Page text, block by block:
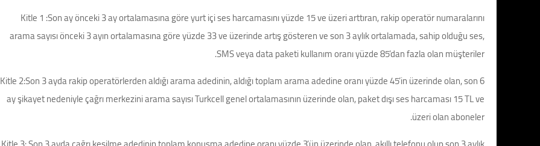
Kitle 1 :Son ay önceki 3 ay ortalamasına göre yurt içi ses harcamasını yüzde 15 ve üzeri arttıran, rakip operatör numaralarını
arama sayısı önceki 3 ayın ortalamasına göre yüzde 33 ve üzerinde artış gösteren ve son 3 aylık ortalamada, sahip olduğu ses,
SMS veya data paketi kullanım oranı yüzde 85’dan fazla olan müşteriler.
Kitle 2:Son 3 ayda rakip operatörlerden aldığı arama adedinin, aldığı toplam arama adedine oranı yüzde 45’in üzerinde olan, son 6
ay şikayet nedeniyle çağrı merkezini arama sayısı Turkcell genel ortalamasının üzerinde olan, paket dışı ses harcaması 15 TL ve
üzeri olan aboneler.